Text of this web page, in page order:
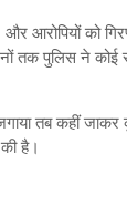
आरोपियों को
तक पुलिस ने
तब कहीं जाकर
है।